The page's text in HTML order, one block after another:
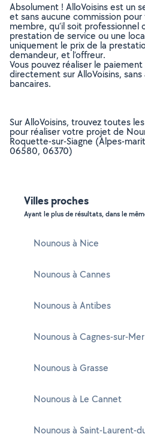
Absolument ! AlloVoisins est un
et sans aucune commission
membre, qu’il soit professionnel
prestation de service ou une
uniquement le prix de la
demandeur, et l’offreur.
Vous pouvez réaliser le
directement sur AlloVoisins,
bancaires.
Sur AlloVoisins, trouvez toutes
pour réaliser votre projet de
Roquette-sur-Siagne (Alpes-
06580, 06370)
Villes proches
Ayant le plus de résultats, dans le
Nounous à Nice
Nounous à Cannes
Nounous à Antibes
Nounous à Cagnes-sur-Mer
Nounous à Grasse
Nounous à Le Cannet
Nounous à Saint-Laurent-